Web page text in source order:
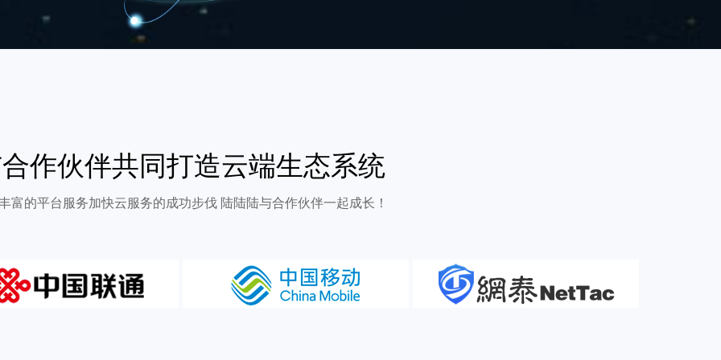
作伙伴共同打造云端生态系统
富的平台服务加快云服务的成功步伐 陆陆陆与合作伙伴一起成长！